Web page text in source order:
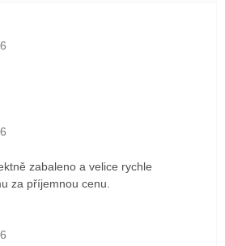
obchodu je 5 z 5 hvězdiček.
obchodu je 5 z 5 hvězdiček.
zabaleno a velice rychle
za příjemnou cenu.
obchodu je 5 z 5 hvězdiček.